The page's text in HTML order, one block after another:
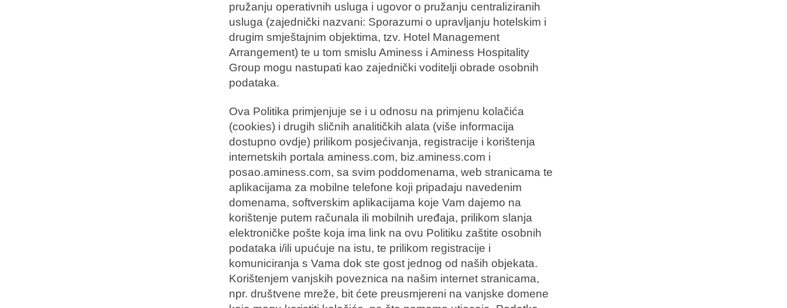
pružanju operativnih usluga i ugovor o pružanju centraliziranih
usluga (zajednički nazvani: Sporazumi o upravljanju hotelskim i
drugim smještajnim objektima, tzv. Hotel Management
Arrangement) te u tom smislu Aminess i Aminess Hospitality
Group mogu nastupati kao zajednički voditelji obrade osobnih
podataka.
Ova Politika primjenjuje se i u odnosu na primjenu kolačića
(cookies) i drugih sličnih analitičkih alata (više informacija
dostupno ovdje) prilikom posjećivanja, registracije i korištenja
internetskih portala aminess.com, biz.aminess.com i
posao.aminess.com, sa svim poddomenama, web stranicama te
aplikacijama za mobilne telefone koji pripadaju navedenim
domenama, softverskim aplikacijama koje Vam dajemo na
korištenje putem računala ili mobilnih uređaja, prilikom slanja
elektroničke pošte koja ima link na ovu Politiku zaštite osobnih
podataka i/ili upućuje na istu, te prilikom registracije i
komuniciranja s Vama dok ste gost jednog od naših objekata.
Korištenjem vanjskih poveznica na našim internet stranicama,
npr. društvene mreže, bit ćete preusmjereni na vanjske domene